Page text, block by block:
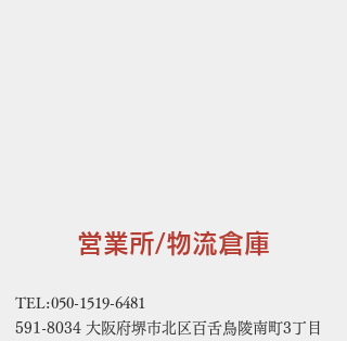
営業所/物流倉庫
TEL:050-1519-6481
591-8034 大阪府堺市北区百舌鳥陵南町3丁目